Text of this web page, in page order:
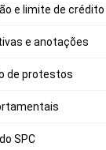
e limite de crédito
e anotações
de protestos
SPC